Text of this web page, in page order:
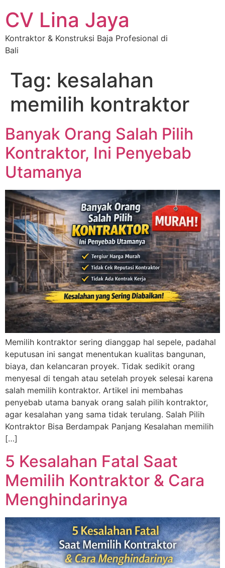
CV Lina Jaya
Kontraktor & Konstruksi Baja Profesional di
Bali
Tag: kesalahan
memilih kontraktor
Banyak Orang Salah Pilih
Kontraktor, Ini Penyebab
Utamanya
Memilih kontraktor sering dianggap hal sepele, padahal
keputusan ini sangat menentukan kualitas bangunan,
biaya, dan kelancaran proyek. Tidak sedikit orang
menyesal di tengah atau setelah proyek selesai karena
salah memilih kontraktor. Artikel ini membahas
penyebab utama banyak orang salah pilih kontraktor,
agar kesalahan yang sama tidak terulang. Salah Pilih
Kontraktor Bisa Berdampak Panjang Kesalahan memilih
[…]
5 Kesalahan Fatal Saat
Memilih Kontraktor & Cara
Menghindarinya